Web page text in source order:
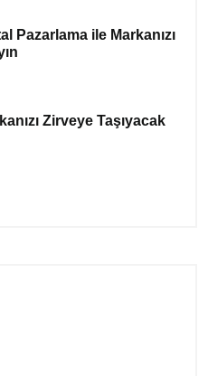
Pazarlama ile Markanızı
Zirveye Taşıyacak